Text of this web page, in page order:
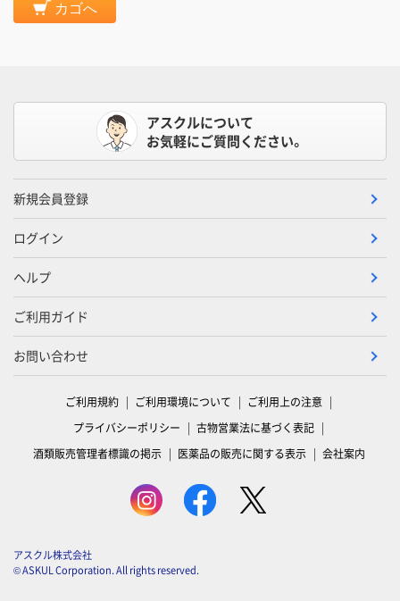
カゴへ
アスクルについて
お気軽にご質問ください。
新規会員登録
ログイン
ヘルプ
ご利用ガイド
お問い合わせ
ご利用規約 ご利用環境について
ご利用上の注意
プライバシーポリシー
古物営業法に基づく表記
酒類販売管理者標識の掲示
医薬品の販売に関する表示 会社案内
アスクル株式会社
© ASKUL Corporation. All rights reserved.